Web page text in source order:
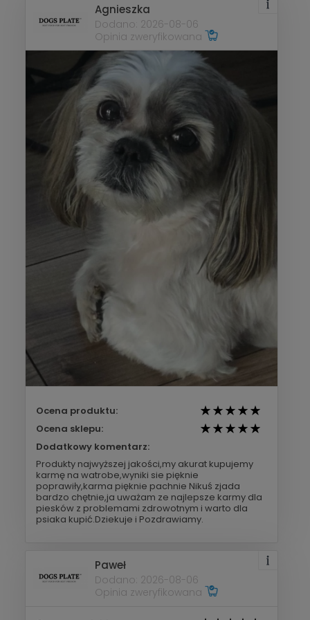
Agnieszka
Dodano: 2026-08-06
Opinia zweryfikowana
Ocena produktu:
Ocena sklepu:
Dodatkowy komentarz:
Produkty najwyższej jakości,my akurat kupujemy
karmę na watrobe,wyniki sie pięknie
poprawiły,karma pięknie pachnie Nikuś zjada
bardzo chętnie,ja uważam ze najlepsze karmy dla
piesków z problemami zdrowotnym i warto dla
psiaka kupić.Dziekuje i Pozdrawiamy.
Paweł
Dodano: 2026-08-06
Opinia zweryfikowana